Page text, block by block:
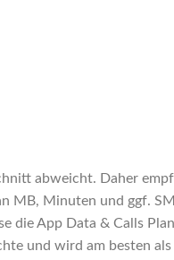
abweicht. Daher
MB, Minuten und ggf.
die App Data & Calls
und wird am besten